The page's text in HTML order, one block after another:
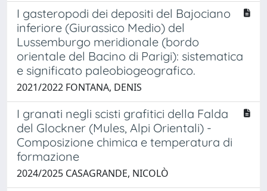
I gasteropodi dei depositi del Bajociano
inferiore (Giurassico Medio) del
Lussemburgo meridionale (bordo
orientale del Bacino di Parigi): sistematica
e significato paleobiogeografico.
2021/2022 FONTANA, DENIS
I granati negli scisti grafitici della Falda
del Glockner (Mules, Alpi Orientali) -
Composizione chimica e temperatura di
formazione
2024/2025 CASAGRANDE, NICOLÒ